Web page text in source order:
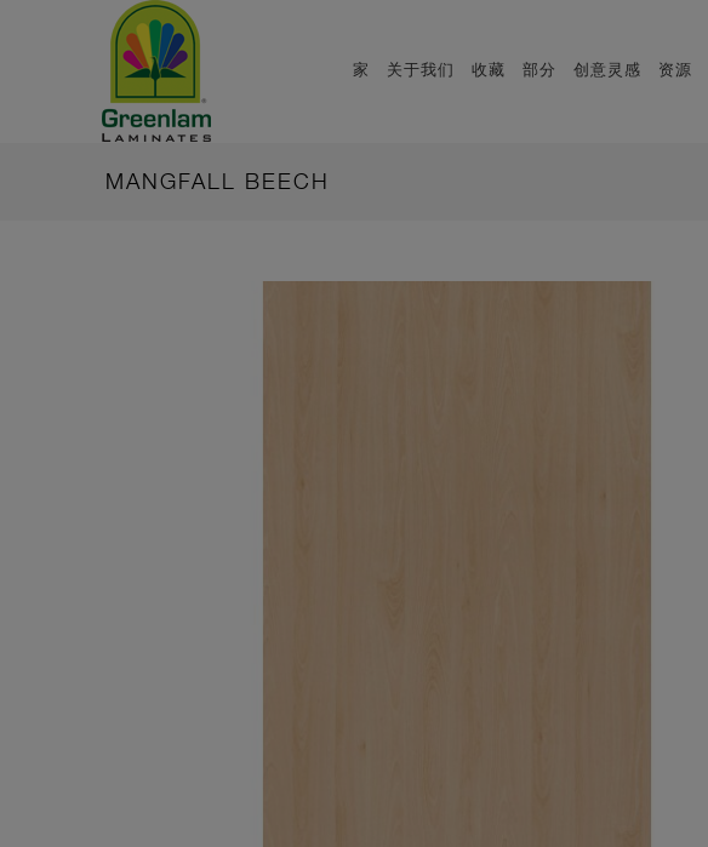
家 关于我们 收藏 部分 创意灵感 资源
MANGFALL BEECH